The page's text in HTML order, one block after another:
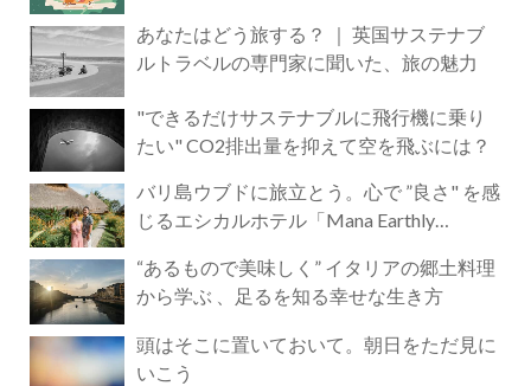
あなたはどう旅する？ ｜ 英国サステナブ
ルトラベルの専門家に聞いた、旅の魅力
"できるだけサステナブルに飛行機に乗り
たい" CO2排出量を抑えて空を飛ぶには？
バリ島ウブドに旅立とう。心で ”良さ" を感
じるエシカルホテル「Mana Earthly
“あるもので美味しく” イタリアの郷土料理
から学ぶ 、足るを知る幸せな生き方
頭はそこに置いておいて。朝日をただ見に
いこう